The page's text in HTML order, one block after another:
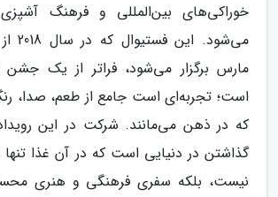
خوراکی‌های بین‌المللی و فرهنگ
مارس برگزار می‌شود، فراتر از یک
است؛ تجربه‌ای است جامع از طعم، صدا،
که در ذهن می‌مانند. شرکت در این
گذاشتن در دنیایی است که در آن غذا تنها
نیست، بلکه سفری فرهنگی و هنری